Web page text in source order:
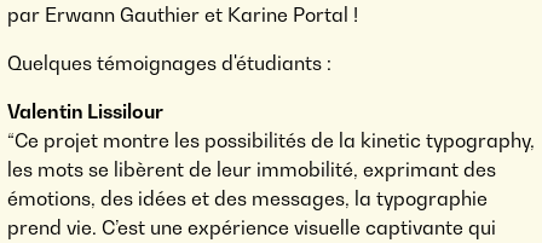
par Erwann Gauthier et Karine Portal !
Quelques témoignages d'étudiants :
Valentin Lissilour
“Ce projet montre les possibilités de la kinetic typography,
les mots se libèrent de leur immobilité, exprimant des
émotions, des idées et des messages, la typographie
prend vie. C’est une expérience visuelle captivante qui